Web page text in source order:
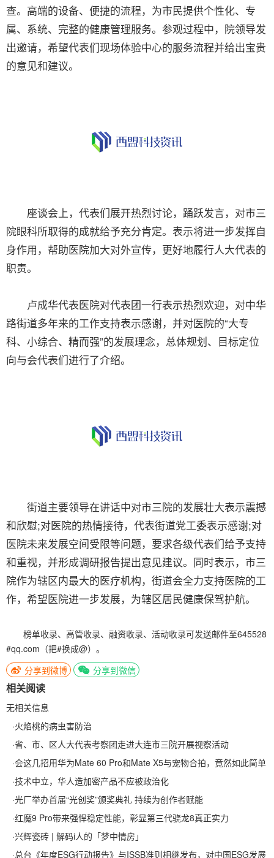
查。高端的设备、便捷的流程，为市民提供个性化、专
属、系统、完整的健康管理服务。参观过程中，院领导发
出邀请，希望代表们现场体验中心的服务流程并给出宝贵
的意见和建议。
座谈会上，代表们展开热烈讨论，踊跃发言，对市三
院眼科所取得的成就给予充分肯定。表示将进一步发挥自
身作用，帮助医院加大对外宣传，更好地履行人大代表的
职责。
卢成华代表医院对代表团一行表示热烈欢迎，对中华
路街道多年来的工作支持表示感谢，并对医院的“大专
科、小综合、精而强”的发展理念，总体规划、目标定位
向与会代表们进行了介绍。
街道主要领导在讲话中对市三院的发展壮大表示震撼
和欣慰;对医院的热情接待，代表街道党工委表示感谢;对
医院未来发展空间受限等问题，要求各级代表们给予支持
和重视，并形成调研报告提出意见建议。同时表示，市三
院作为辖区内最大的医疗机构，街道会全力支持医院的工
作，希望医院进一步发展，为辖区居民健康保驾护航。
榜单收录、高管收录、融资收录、活动收录可发送邮件至645528
#qq.com（把#换成@）。
分享到微博
分享到微信
相关阅读
无相关信息
·火焰桃的病虫害防治
·省、市、区人大代表考察团走进大连市三院开展视察活动
·会这几招用华为Mate 60 Pro和Mate X5与宠物合拍，竟然如此简单
·技术中立，华人造加密产品不应被政治化
·光厂举办首届“光创奖”颁奖典礼 持续为创作者赋能
·红魔9 Pro带来强悍稳定性能，彰显第三代骁龙8真正实力
·兴辉瓷砖 | 解码i人的「梦中情房」
·总台《年度ESG行动报告》与ISSB准则相继发布，对中国ESG发展